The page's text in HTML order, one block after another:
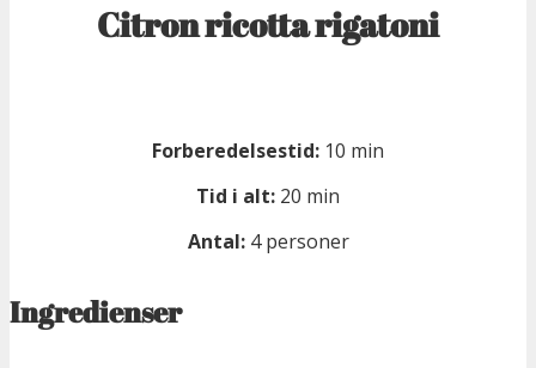
Citron ricotta rigatoni
Forberedelsestid: 10 min
Tid i alt: 20 min
Antal:4 personer
Ingredienser